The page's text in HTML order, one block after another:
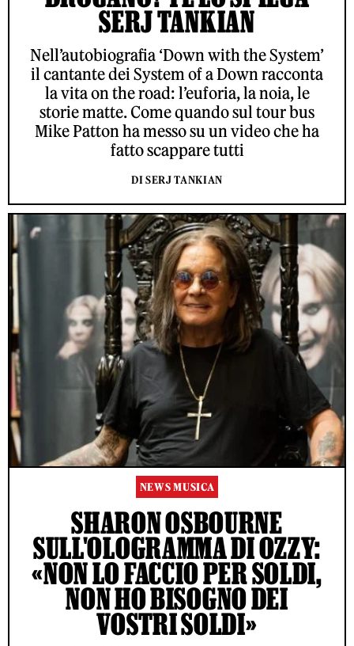
SERJ TANKIAN
Nell’autobiografia ‘Down with the System’
il cantante dei System of a Down racconta
la vita on the road: l’euforia, la noia, le
storie matte. Come quando sul tour bus
Mike Patton ha messo su un video che ha
fatto scappare tutti
DI SERJ TANKIAN
NEWS MUSICA
SHARON OSBOURNE
SULL'OLOGRAMMA DI OZZY:
«NON LO FACCIO PER SOLDI,
NON HO BISOGNO DEI
VOSTRI SOLDI»